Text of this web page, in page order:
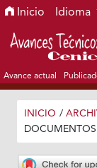
Ir al menú de
Ir al contenido
Ir al pie de
Inicio Idioma
Avance actual
INICIO /